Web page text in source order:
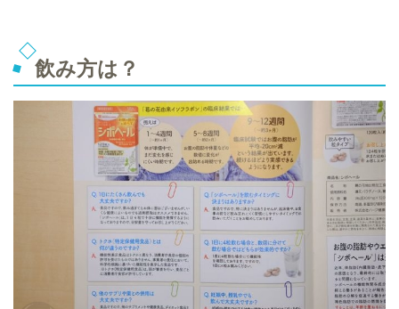
飲み方は？